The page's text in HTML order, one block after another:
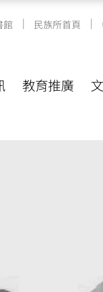
館 | 民族所首頁 |
教育推廣